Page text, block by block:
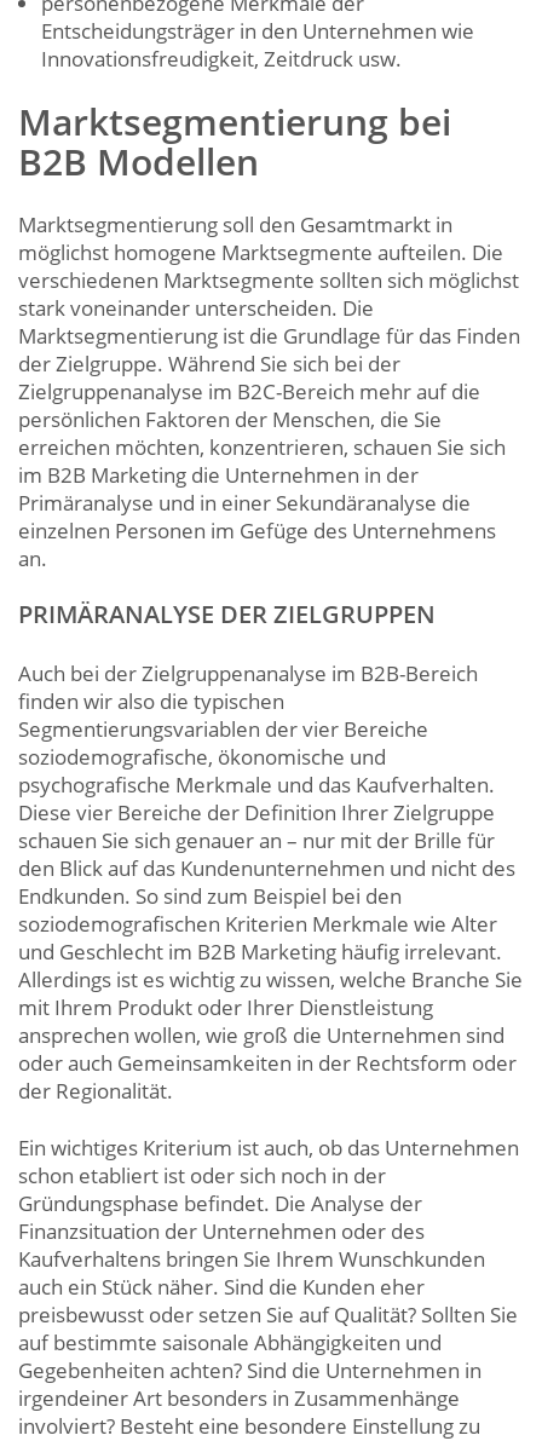
Entscheidungsträger in den Unternehmen wie
Innovationsfreudigkeit, Zeitdruck usw.
Marktsegmentierung bei
B2B Modellen
Marktsegmentierung soll den Gesamtmarkt in
möglichst homogene Marktsegmente aufteilen. Die
verschiedenen Marktsegmente sollten sich möglichst
stark voneinander unterscheiden. Die
Marktsegmentierung ist die Grundlage für das Finden
der Zielgruppe. Während Sie sich bei der
Zielgruppenanalyse im B2C-Bereich mehr auf die
persönlichen Faktoren der Menschen, die Sie
erreichen möchten, konzentrieren, schauen Sie sich
im B2B Marketing die Unternehmen in der
Primäranalyse und in einer Sekundäranalyse die
einzelnen Personen im Gefüge des Unternehmens
an.
PRIMÄRANALYSE DER ZIELGRUPPEN
Auch bei der Zielgruppenanalyse im B2B-Bereich
finden wir also die typischen
Segmentierungsvariablen der vier Bereiche
soziodemografische, ökonomische und
psychografische Merkmale und das Kaufverhalten.
Diese vier Bereiche der Definition Ihrer Zielgruppe
schauen Sie sich genauer an – nur mit der Brille für
den Blick auf das Kundenunternehmen und nicht des
Endkunden. So sind zum Beispiel bei den
soziodemografischen Kriterien Merkmale wie Alter
und Geschlecht im B2B Marketing häufig irrelevant.
Allerdings ist es wichtig zu wissen, welche Branche Sie
mit Ihrem Produkt oder Ihrer Dienstleistung
ansprechen wollen, wie groß die Unternehmen sind
oder auch Gemeinsamkeiten in der Rechtsform oder
der Regionalität.
Ein wichtiges Kriterium ist auch, ob das Unternehmen
schon etabliert ist oder sich noch in der
Gründungsphase befindet. Die Analyse der
Finanzsituation der Unternehmen oder des
Kaufverhaltens bringen Sie Ihrem Wunschkunden
auch ein Stück näher. Sind die Kunden eher
preisbewusst oder setzen Sie auf Qualität? Sollten Sie
auf bestimmte saisonale Abhängigkeiten und
Gegebenheiten achten? Sind die Unternehmen in
irgendeiner Art besonders in Zusammenhänge
involviert? Besteht eine besondere Einstellung zu